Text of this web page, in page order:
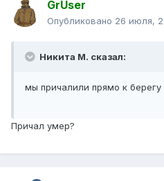
GrUser
Опубликовано 26 июля,
Никита М. сказал:
мы причалили прямо к берегу
Причал умер?